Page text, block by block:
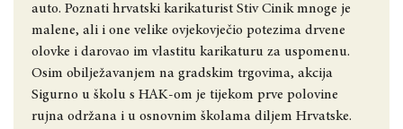
auto. Poznati hrvatski karikaturist Stiv Cinik mnoge je
malene, ali i one velike ovjekovječio potezima drvene
olovke i darovao im vlastitu karikaturu za uspomenu.
Osim obilježavanjem na gradskim trgovima, akcija
Sigurno u školu s HAK-om je tijekom prve polovine
rujna održana i u osnovnim školama diljem Hrvatske.